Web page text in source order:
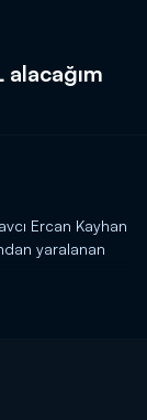
alacağım
Ercan Kayhan
yaralanan